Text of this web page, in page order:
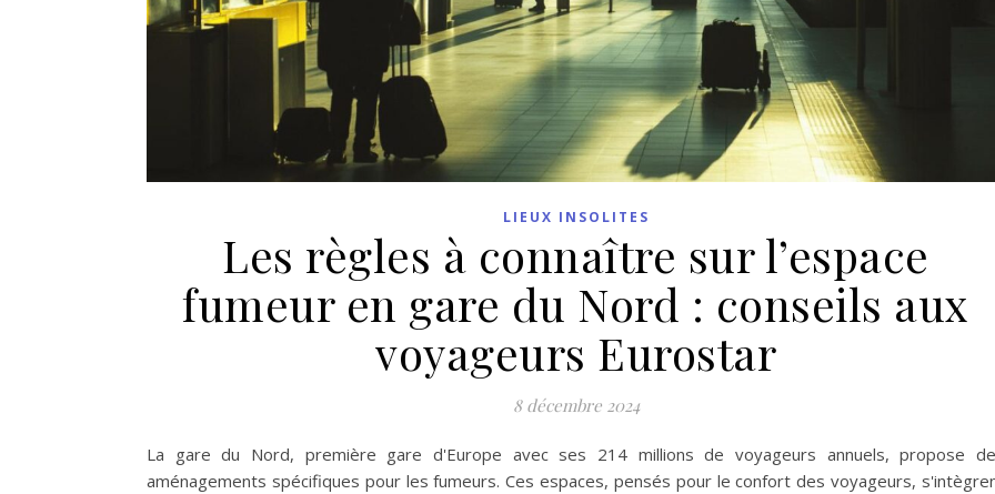
LIEUX INSOLITES
Les règles à connaître sur l’espace
fumeur en gare du Nord : conseils aux
voyageurs Eurostar
8 décembre 2024
La gare du Nord, première gare d'Europe avec ses 214 millions de voyageurs annuels, propose
aménagements spécifiques pour les fumeurs. Ces espaces, pensés pour le confort des voyageurs,